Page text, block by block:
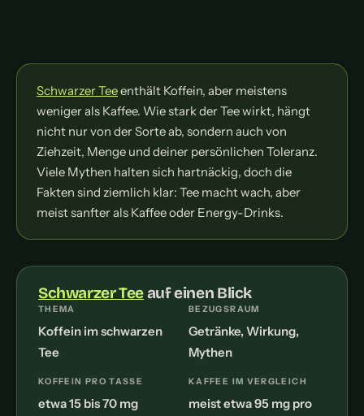
Schwarzer Teeenthält Koffein, aber meistens
weniger als Kaffee. Wie stark der Tee wirkt, hängt
nicht nur von der Sorte ab, sondern auch von
Ziehzeit, Menge und deiner persönlichen Toleranz.
Viele Mythen halten sich hartnäckig, doch die
Fakten sind ziemlich klar: Tee macht wach, aber
meist sanfter als Kaffee oder Energy-Drinks.
Schwarzer Teeauf einen Blick
THEMA
Koffein im schwarzen
Tee
BEZUGSRAUM
Getränke, Wirkung,
Mythen
KOFFEIN PRO TASSE
etwa 15 bis 70 mg
KAFFEE IM VERGLEICH
meist etwa 95 mg pro